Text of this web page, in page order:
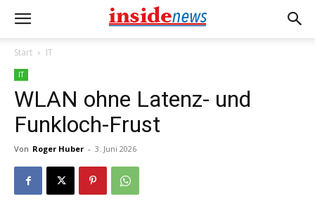
Start IT
IT
WLAN ohne Latenz- und
Funkloch-Frust
Von Roger Huber - 3. Juni 2026